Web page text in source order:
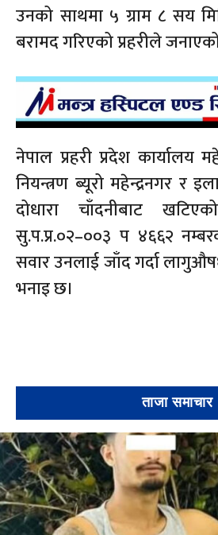
उनको साथमा ५ ग्राम ८ सय
बरामद गरिएको प्रहरीले
नेपाल प्रहरी प्रदेश कार्यालय
नियन्त्रण ब्यूरो महेन्द्रनगर र
दोधारा चाँदनीबाट
सु.प.प्र.०२–००३ प ४६६२
सवार उनलाई जाँद गर्दा
भनाइ छ।
ताजा समाचार